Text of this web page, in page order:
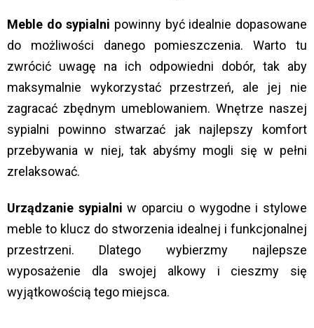
Meble do sypialni powinny być idealnie dopasowane
do możliwości danego pomieszczenia. Warto tu
zwrócić uwagę na ich odpowiedni dobór, tak aby
maksymalnie wykorzystać przestrzeń, ale jej nie
zagracać zbędnym umeblowaniem. Wnętrze naszej
sypialni powinno stwarzać jak najlepszy komfort
przebywania w niej, tak abyśmy mogli się w pełni
zrelaksować.
Urządzanie sypialni w oparciu o wygodne i stylowe
meble to klucz do stworzenia idealnej i funkcjonalnej
przestrzeni. Dlatego wybierzmy najlepsze
wyposażenie dla swojej alkowy i cieszmy się
wyjątkowością tego miejsca.